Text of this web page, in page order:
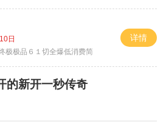
日
极极品６１切全爆低消费简
详情
的新开一秒传奇